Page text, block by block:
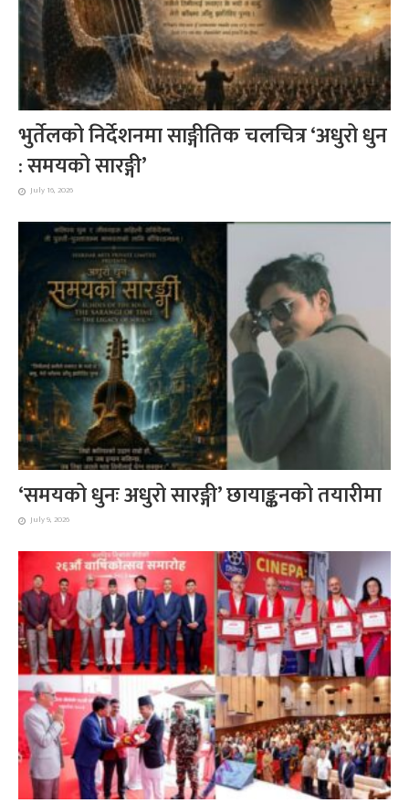
भुर्तेलको निर्देशनमा साङ्गीतिक चलचित्र ‘अधुरो धुन
: समयको सारङ्गी’
July 16, 2026
‘समयको धुनः अधुरो सारङ्गी’ छायाङ्कनको तयारीमा
July 9, 2026